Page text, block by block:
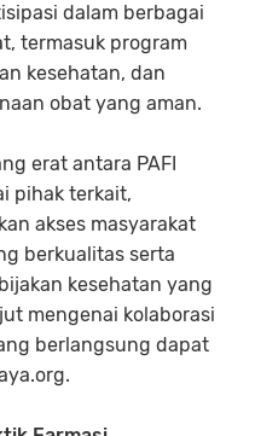
dalam berbagai
termasuk program
kesehatan, dan
obat yang aman.
erat antara PAFI
pihak terkait,
akses masyarakat
berkualitas serta
kesehatan yang
mengenai kolaborasi
berlangsung dapat